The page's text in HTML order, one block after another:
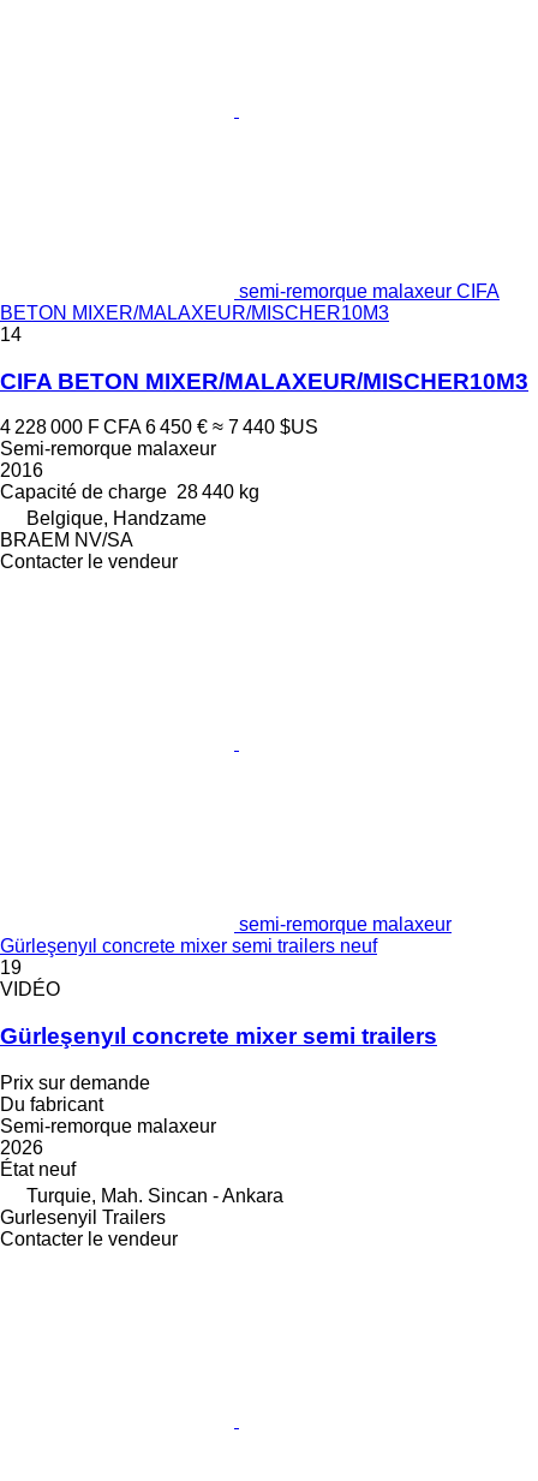
semi-remorque malaxeur CIFA
BETON MIXER/MALAXEUR/MISCHER10M3
14
CIFA BETON MIXER/MALAXEUR/MISCHER10M3
4 228 000 F CFA 6 450 € ≈ 7 440 $US
Semi-remorque malaxeur
2016
Capacité de charge 28 440 kg
Belgique, Handzame
BRAEM NV/SA
Contacter le vendeur
semi-remorque malaxeur
Gürleşenyıl concrete mixer semi trailers neuf
19
VIDÉO
Gürleşenyıl concrete mixer semi trailers
Prix sur demande
Du fabricant
Semi-remorque malaxeur
2026
État neuf
Turquie, Mah. Sincan - Ankara
Gurlesenyil Trailers
Contacter le vendeur